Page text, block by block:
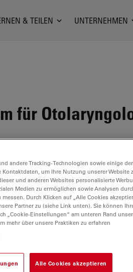
& TEILEN UNTERNEHMEN
für
andere Tracking-Technologien sowie einige
um Ihre Nutzung unserer Website
und anderen Websites personalisierte
Medien zu ermöglichen sowie Analysen
Durch Klicken auf „Alle Cookies
Partner zu (siehe Link unten). Sie können
„Cookie-Einstellungen“ am unteren Rand
mehr über unsere Praktiken zu erfahren
Alle Cookies akzeptieren